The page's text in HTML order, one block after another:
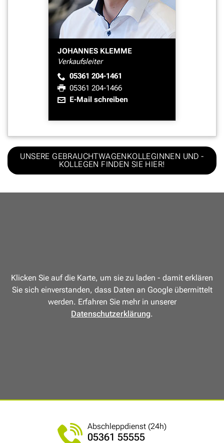
JOHANNES KLEMME
Verkaufsleiter
05361 204-1461
05361 204-1466
E-Mail schreiben
UNSERE GEBRAUCHTWAGENKOLLEGINNEN UND -
KOLLEGEN FINDEN SIE HIER!
Klicken Sie auf die Karte, um sie zu laden - damit erklären
Sie sich einverstanden, dass Daten an Google übermittelt
werden. Erfahren Sie mehr in unserer
Datenschutzerklärung.
Abschleppdienst (24h)
05361 55555